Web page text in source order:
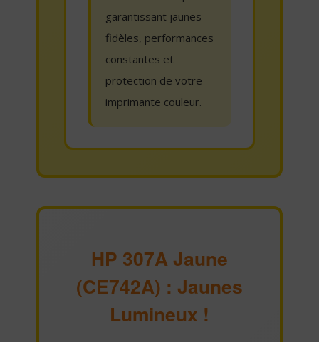
garantissant jaunes
fidèles, performances
constantes et
protection de votre
imprimante couleur.
HP 307A Jaune
(CE742A) : Jaunes
Lumineux !